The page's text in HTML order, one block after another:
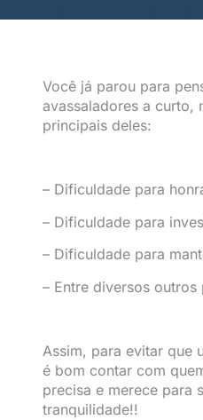
Você já parou para
avassaladores a curto,
principais deles:
– Dificuldade para
– Dificuldade para
– Dificuldade para
– Entre diversos
Assim, para evitar que
é bom contar com
precisa e merece para
tranquilidade!!